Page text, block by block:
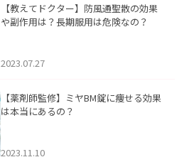
【教えてドクター】防風通聖散の効果
や副作用は？長期服用は危険なの？
2023.07.27
【薬剤師監修】ミヤBM錠に痩せる効果
は本当にあるの？
2023.11.10